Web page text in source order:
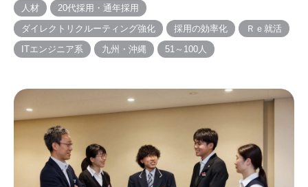
人材
20代採用・通年採用
ダイレクトリクルーティング強化
採用の効率化
Ｒｅ就活
ITエンジニア系
九州・沖縄 51～100人